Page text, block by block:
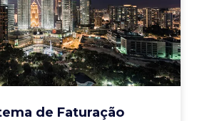
de Faturação